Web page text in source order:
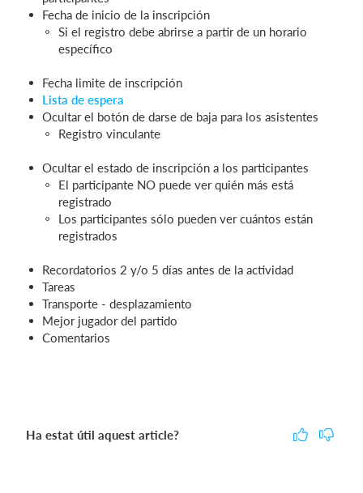
Fecha de inicio de la inscripción
Si el registro debe abrirse a partir de un horario
específico
Fecha limite de inscripción
Lista de espera
Ocultar el botón de darse de baja para los asistentes
Registro vinculante
Ocultar el estado de inscripción a los participantes
El participante NO puede ver quién más está
registrado
Los participantes sólo pueden ver cuántos están
registrados
Recordatorios 2 y/o 5 días antes de la actividad
Tareas
Transporte - desplazamiento
Mejor jugador del partido
Comentarios
Ha estat útil aquest article?